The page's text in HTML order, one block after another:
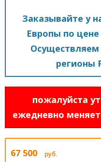
Заказывайте у
Европы по
Осуществляем
регионы
пожалуйста
ежедневно
67 500 руб.